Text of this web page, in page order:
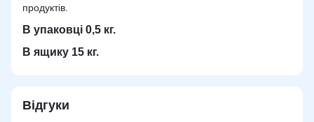
продуктів.
В упаковці 0,5 кг.
В ящику 15 кг.
Відгуки